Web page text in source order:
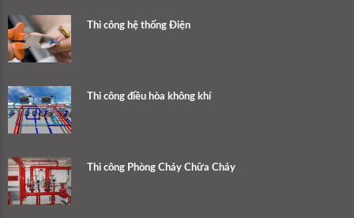
Thi công hệ thống Điện
Thi công điều hòa không khí
Thi công Phòng Cháy Chữa Cháy